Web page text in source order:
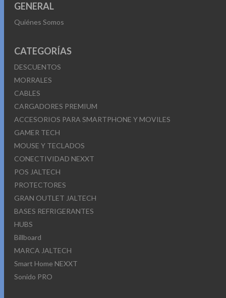
GENERAL
Quiénes Somos
CATEGORÍAS
DESCUENTOS
MORRALES
CABLES
CARGADORES PREMIUM
ACCESORIOS PARA SMARTPHONE Y MOVILES
GAMER TECH
MOUSE Y TECLADOS
CONECTIVIDAD NEXXT
POS JALTECH
PROTECTORES
GRAN OUTLET JALTECH
BASES REFRIGERANTES
HUBS
Billboard
MARCA JALTECH
Smart Home NEXXT
Sonido PRO